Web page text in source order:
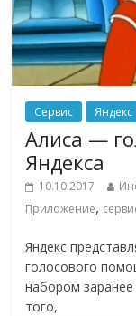
Сервис Яндекс
Алиса —
Яндекса
10.10.2017
Приложение,
Яндекс
голосового
набором заранее
того,